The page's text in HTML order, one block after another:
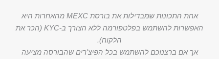
אחת התכונות שמבדילות את בורסת MEXC מהאחרות היא
האפשרות להשתמש בפלטפורמה ללא הצורך ב-KYC (הכר את
הלקוח).
אך אם ברצנוכם להשתמש בכל הפיצ'רים שהבורסה מציעה